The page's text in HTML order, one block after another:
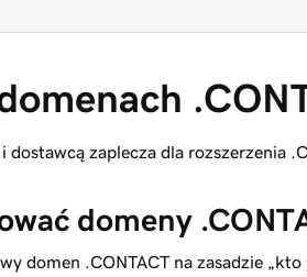
zaplecza dla rozszerzenia
domeny
domen .CONTACT na zasadzie „kto